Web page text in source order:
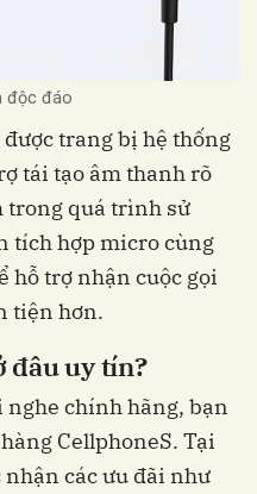
độc đáo
trang bị hệ thống
tái tạo âm thanh rõ
trong quá trình sử
tích hợp micro cùng
hỗ trợ nhận cuộc gọi
tiện hơn.
đâu uy tín?
chính hãng, bạn
CellphoneS. Tại
nhận các ưu đãi như